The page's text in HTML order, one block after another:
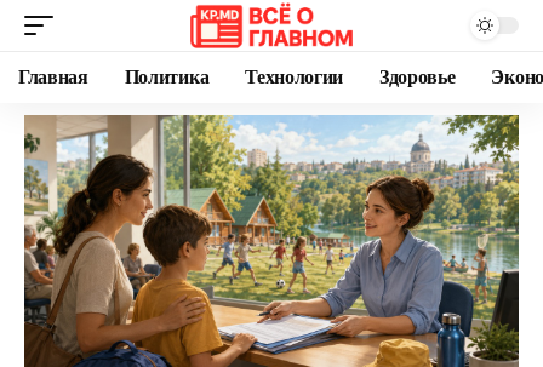
Главная Политика Технологии Здоровье